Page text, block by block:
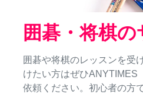
囲碁・将棋
囲碁や将棋のレッスンを受
けたい方はぜひANYTIMES
依頼ください。初心者の方